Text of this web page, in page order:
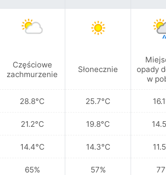
Częściowe
zachmurzenie
28.8°C
21.2°C
14.4°C
65%
Słonecznie
25.7°C
19.8°C
14.3°C
57%
opady
w